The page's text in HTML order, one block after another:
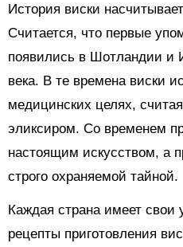
История виски
Считается, что первые
появились в Шотландии и
века. В те времена виски
медицинских целях,
эликсиром. Со временем
настоящим искусством, а
строго охраняемой тайной.
Каждая страна имеет свои
рецепты приготовления